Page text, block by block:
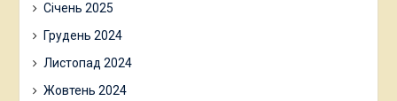
Січень 2025
Грудень 2024
Листопад 2024
Жовтень 2024